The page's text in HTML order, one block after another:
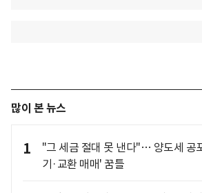
많이 본 뉴스
1
"그 세금 절대 못 낸다"… 양도세 공
기·교환 매매' 꿈틀